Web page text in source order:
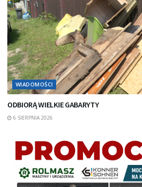
WIADOMOŚCI
ODBIORĄ WIELKIE GABARYTY
6 SIERPNIA 2026